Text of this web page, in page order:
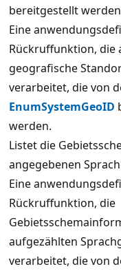
bereitgestellt
Eine
Rückruffunktion, die
geografische
verarbeitet, die von
EnumSystemGeoID
werden.
Listet die
angegebenen
Eine
Rückruffunktion, die
aufgezählten
verarbeitet, die von